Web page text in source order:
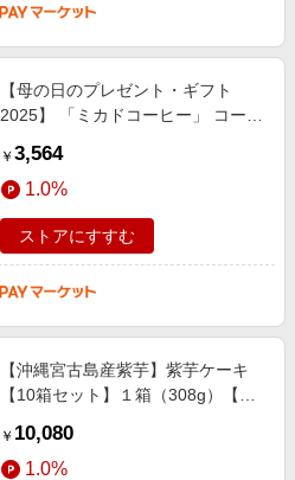
【母の日のプレゼント・ギフト
2025】 「ミカドコーヒー」 コーヒ
［送料無料］
￥ 3,564
1.0%
ストアにすすむ
【沖縄宮古島産紫芋】紫芋ケーキ
【10箱セット】１箱（308g）【送
き菓子｜母の日 プレゼント ギフト
￥ 10,080
1.0%